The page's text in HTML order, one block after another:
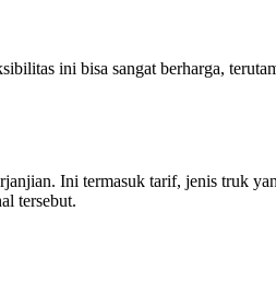
ini bisa sangat berharga,
Ini termasuk tarif, jenis truk
tersebut.